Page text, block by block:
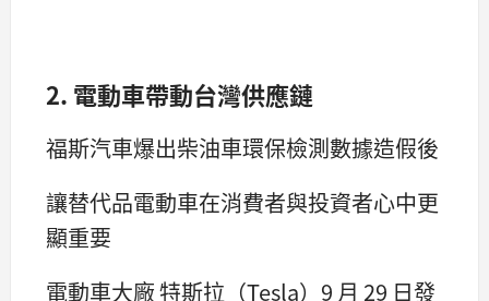
2. 電動車帶動台灣供應鏈
福斯汽車爆出柴油車環保檢測數據造假後
讓替代品電動車在消費者與投資者心中更
顯重要
電動車大廠 特斯拉（Tesla）9 月 29 日發